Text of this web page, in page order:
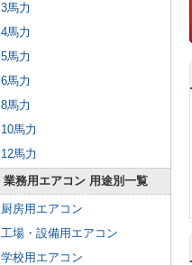
3馬力
4馬力
5馬力
6馬力
8馬力
10馬力
12馬力
業務用エアコン 用途別一覧
厨房用エアコン
工場・設備用エアコン
学校用エアコン